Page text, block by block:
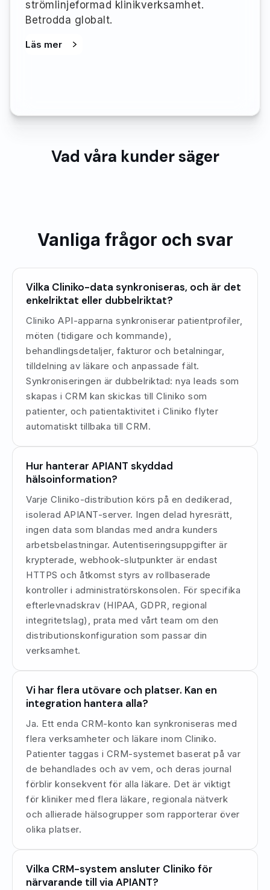
strömlinjeformad klinikverksamhet.
Betrodda globalt.
Läs mer
Vad våra kunder säger
Vanliga frågor och svar
Vilka Cliniko-data synkroniseras, och är det
enkelriktat eller dubbelriktat?
Cliniko API-apparna synkroniserar patientprofiler,
möten (tidigare och kommande),
behandlingsdetaljer, fakturor och betalningar,
tilldelning av läkare och anpassade fält.
Synkroniseringen är dubbelriktad: nya leads som
skapas i CRM kan skickas till Cliniko som
patienter, och patientaktivitet i Cliniko flyter
automatiskt tillbaka till CRM.
Hur hanterar APIANT skyddad
hälsoinformation?
Varje Cliniko-distribution körs på en dedikerad,
isolerad APIANT-server. Ingen delad hyresrätt,
ingen data som blandas med andra kunders
arbetsbelastningar. Autentiseringsuppgifter är
krypterade, webhook-slutpunkter är endast
HTTPS och åtkomst styrs av rollbaserade
kontroller i administratörskonsolen. För specifika
efterlevnadskrav (HIPAA, GDPR, regional
integritetslag), prata med vårt team om den
distributionskonfiguration som passar din
verksamhet.
Vi har flera utövare och platser. Kan en
integration hantera alla?
Ja. Ett enda CRM-konto kan synkroniseras med
flera verksamheter och läkare inom Cliniko.
Patienter taggas i CRM-systemet baserat på var
de behandlades och av vem, och deras journal
förblir konsekvent för alla läkare. Det är viktigt
för kliniker med flera läkare, regionala nätverk
och allierade hälsogrupper som rapporterar över
olika platser.
Vilka CRM-system ansluter Cliniko för
närvarande till via APIANT?